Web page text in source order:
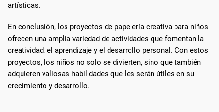
artísticas.
En conclusión, los proyectos de papelería creativa para niños
ofrecen una amplia variedad de actividades que fomentan la
creatividad, el aprendizaje y el desarrollo personal. Con estos
proyectos, los niños no solo se divierten, sino que también
adquieren valiosas habilidades que les serán útiles en su
crecimiento y desarrollo.